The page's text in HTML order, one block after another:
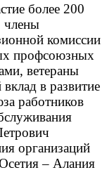
более 200
члены
комиссии
профсоюзных
ветераны
в развитие
работников
организаций
– Алания